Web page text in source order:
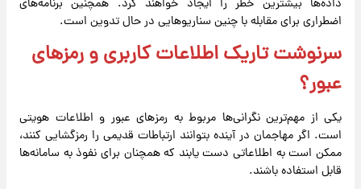
داده‌ها بیشترین خطر را ایجاد خواهند کرد. همچنین برنامه‌های
اضطراری برای مقابله با چنین سناریوهایی در حال تدوین است.
سرنوشت تاریک اطلاعات کاربری و رمزهای
عبور؟
یکی از مهم‌ترین نگرانی‌ها مربوط به رمزهای عبور و اطلاعات هویتی
است. اگر مهاجمان در آینده بتوانند ارتباطات قدیمی را رمزگشایی کنند،
ممکن است به اطلاعاتی دست یابند که همچنان برای نفوذ به سامانه‌ها
قابل استفاده باشند.